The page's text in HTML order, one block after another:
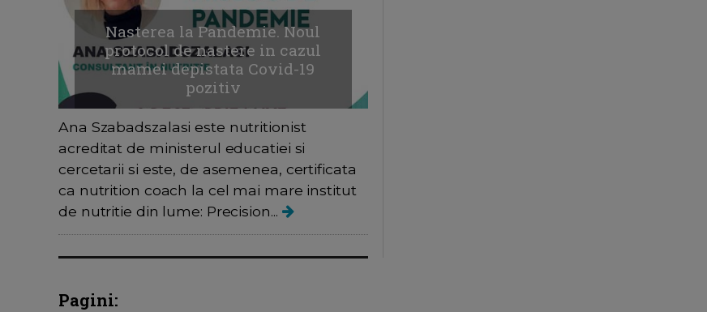
Nasterea la Pandemie. Noul
protocol de nastere in cazul
mamei depistata Covid-19
pozitiv
Ana Szabadszalasi este nutritionist
acreditat de ministerul educatiei si
cercetarii si este, de asemenea, certificata
ca nutrition coach la cel mai mare institut
de nutritie din lume: Precision...
Pagini: